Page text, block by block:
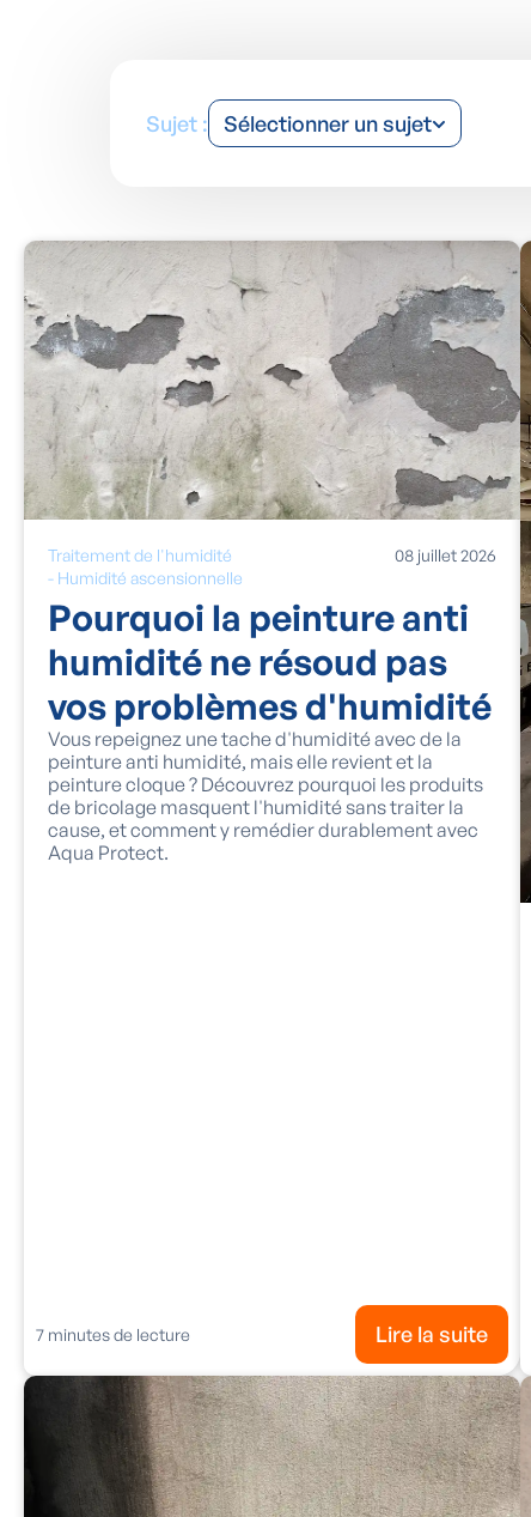
Sujet : Sélectionner un sujet
Traitement de l'humidité
- Humidité ascensionnelle
08 juillet2026
Pourquoi la peinture anti
humidité ne résoud pas
vos problèmes d'humidité
Vous repeignez une tache d'humidité avec de la
peinture anti humidité, mais elle revient et la
peinture cloque ? Découvrez pourquoi les produits
de bricolage masquent l'humidité sans traiter la
cause, et comment y remédier durablement avec
Aqua Protect.
7 minutes de lecture Lire la suite